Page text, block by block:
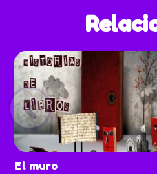
El muro